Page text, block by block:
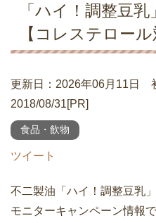
「ハイ！調整豆
【コレステロール
更新日：2026年06月11日
2018/08/31[PR]
食品・飲物
ツイート
不二製油「ハイ！調整豆乳
モニターキャンペーン情報で